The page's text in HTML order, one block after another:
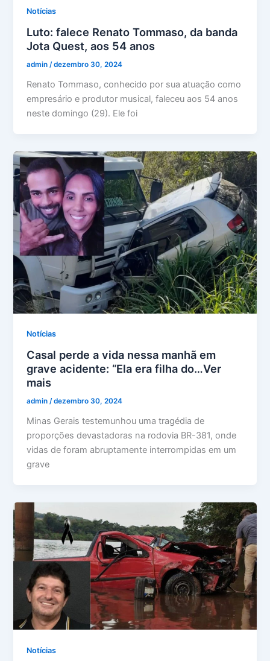
Notícias
Luto: falece Renato Tommaso, da banda
Jota Quest, aos 54 anos
admin/dezembro 30, 2024
Renato Tommaso, conhecido por sua atuação como
empresário e produtor musical, faleceu aos 54 anos
neste domingo (29). Ele foi
Notícias
Casal perde a vida nessa manhã em
grave acidente: “Ela era filha do…Ver
mais
admin/dezembro 30, 2024
Minas Gerais testemunhou uma tragédia de
proporções devastadoras na rodovia BR-381, onde
vidas de foram abruptamente interrompidas em um
grave
Notícias